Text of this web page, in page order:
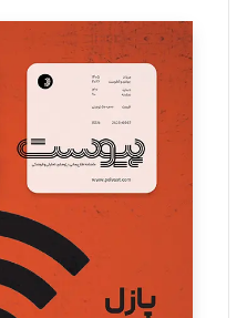
تحریریه
سروش کرمیان
تحریریه
مینا پاکدل
یسنا امان‌پور